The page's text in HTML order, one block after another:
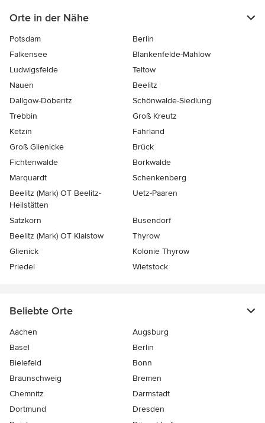
Orte in der Nähe
Potsdam
Berlin
Falkensee
Blankenfelde-Mahlow
Ludwigsfelde
Teltow
Nauen
Beelitz
Dallgow-Döberitz
Schönwalde-Siedlung
Trebbin
Groß Kreutz
Ketzin
Fahrland
Groß Glienicke
Brück
Fichtenwalde
Borkwalde
Marquardt
Schenkenberg
Beelitz (Mark) OT Beelitz-
Heilstätten
Uetz-Paaren
Satzkorn
Busendorf
Beelitz (Mark) OT Klaistow
Thyrow
Glienick
Kolonie Thyrow
Priedel
Wietstock
Beliebte Orte
Aachen
Augsburg
Basel
Berlin
Bielefeld
Bonn
Braunschweig
Bremen
Chemnitz
Darmstadt
Dortmund
Dresden